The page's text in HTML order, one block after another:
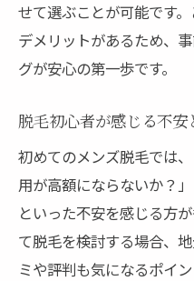
せて選ぶことが可能です
デメリットがあるため、
グが安心の第一歩です。
脱毛初心者が感じる不
初めてのメンズ脱毛では
用が高額にならないか？
といった不安を感じる方
て脱毛を検討する場合、
ミや評判も気になるポイン